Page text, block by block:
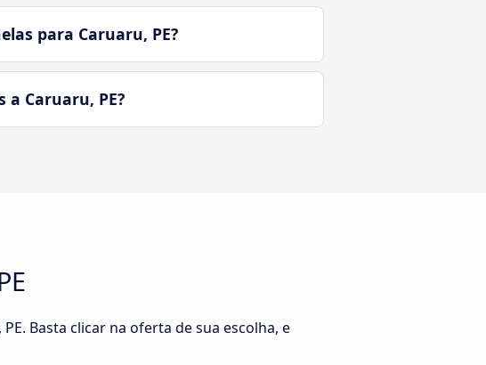
para Caruaru, PE?
Caruaru, PE?
Basta clicar na oferta de sua escolha, e